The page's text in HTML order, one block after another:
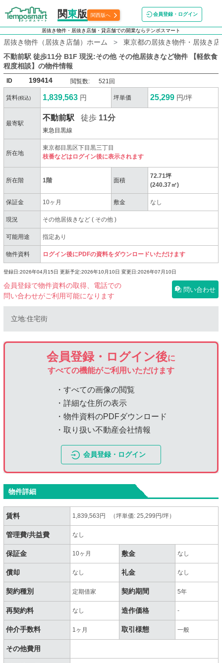
関東版 関西版へ 会員登録・ログイン
居抜き物件・居抜き店舗・貸店舗での開業ならテンポスマート
居抜き物件（居抜き店舗）ホーム
東京都の居抜き物件・居抜き
不動前駅 徒歩11分 B1F 現況:その他 その他居抜きなど物件 【軽飲食
程度相談】 の物件情報
ID 199414 閲覧数: 521回
賃料(税込) 1,839,563 円 坪単価 25,299 円/坪
最寄駅
不動前駅 徒歩 11分
東急目黒線
所在地
東京都目黒区下目黒三丁目
枝番などはログイン後に表示されます
所在階 1階 面積
72.71坪
(240.37㎡)
保証金 10ヶ月 敷金 なし
現況 その他居抜きなど( その他)
可能用途 指定あり
物件資料 ログイン後にPDFの資料をダウンロードいただけます
登録日:2026年04月15日 更新予定:2026年10月10日 変更日:2026年07月10日
会員登録で物件資料の取得、電話での
問い合わせがご利用可能になります
問い合わせ
立地:住宅街
会員登録・ログイン後に
すべての機能がご利用いただけます
・すべての画像の閲覧
・詳細な住所の表示
・物件資料のPDFダウンロード
・取り扱い不動産会社情報
会員登録・ログイン
物件詳細
賃料 1,839,563円 （坪単価: 25,299円/坪）
管理費/共益費 なし
保証金 10ヶ月 敷金 なし
償却 なし 礼金 なし
契約種別 定期借家 契約期間 5年
再契約料 なし 造作価格 -
仲介手数料 1ヶ月 取引様態 一般
その他費用